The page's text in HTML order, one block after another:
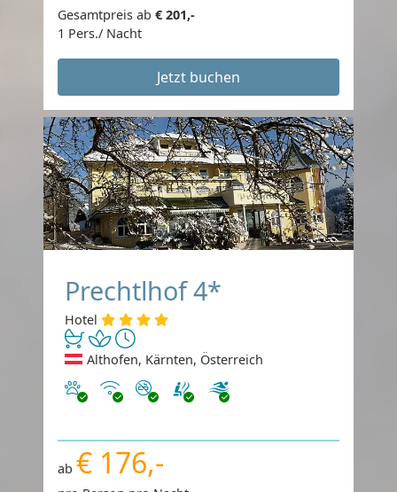
Gesamtpreis ab € 201,-
1 Pers./ Nacht
Jetzt buchen
Prechtlhof 4*
Hotel
Althofen, Kärnten, Österreich
Haustiere erlaubt
InternetNichtraucher
ab € 176,-